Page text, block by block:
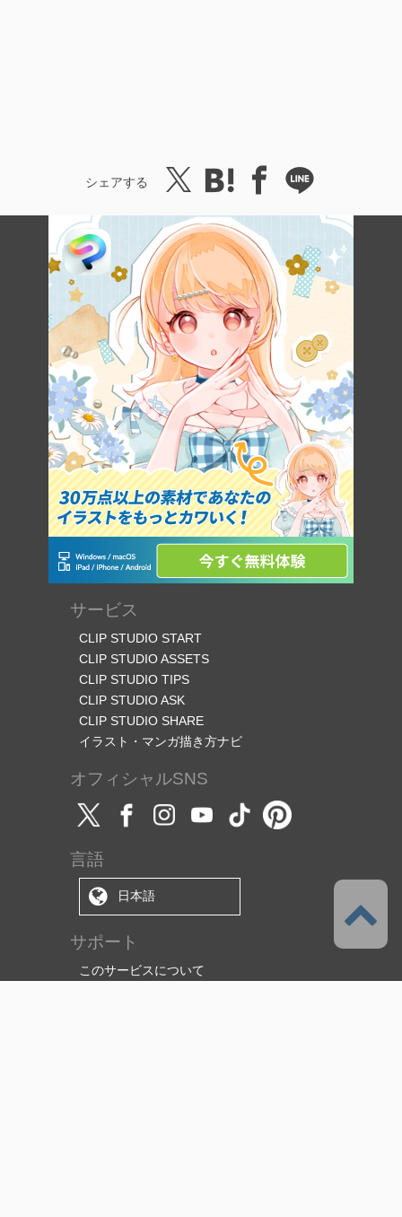
シェアする
サービス
CLIP STUDIO START
CLIP STUDIO ASSETS
CLIP STUDIO TIPS
CLIP STUDIO ASK
CLIP STUDIO SHARE
イラスト・マンガ描き方ナビ
オフィシャルSNS
言語
日本語
サポート
このサービスについて